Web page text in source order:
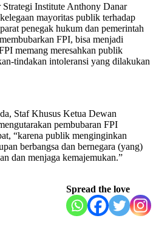
Institute Anthony Danar
mayoritas publik terhadap
penegak hukum dan pemerintah
FPI, bisa menjadi
memang meresahkan publik
tindakan intoleransi yang dilakukan
Staf Khusus Ketua Dewan
pembubaran FPI
“karena publik menginginkan
berbangsa dan bernegara (yang)
dan menjaga kemajemukan.”
Spread the love